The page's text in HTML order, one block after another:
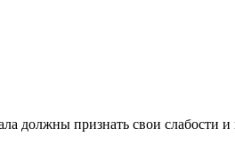
должны признать свои слабости и